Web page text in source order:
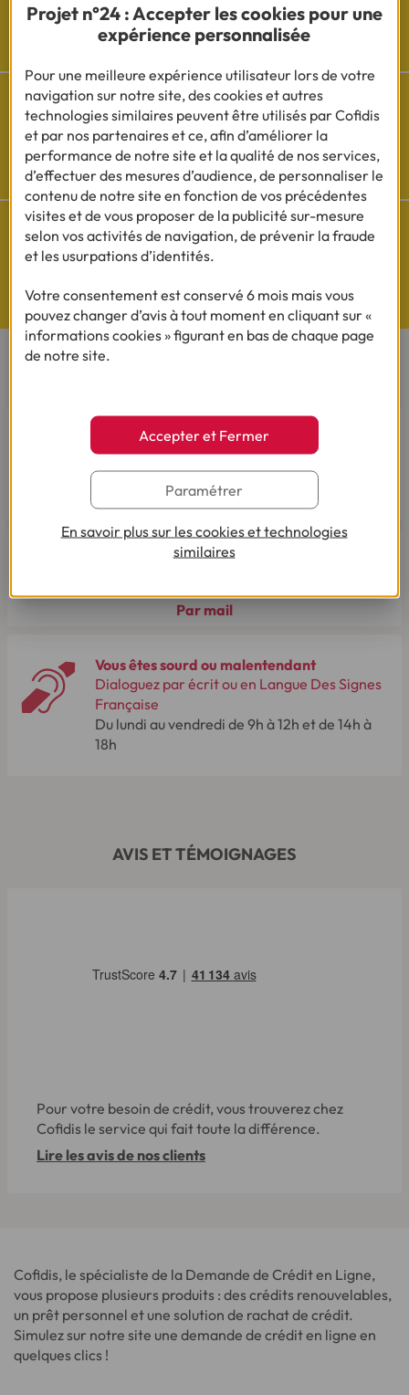
Besoin d'aide ?
Découvrez l'espace questions/réponses
Cofidis sur les
réseaux sociaux
Questions de Budget
Nos études exclusives
Du lundi au vendredi de 8h00 à 19h00
03 28 09 21 18
(Appel non surtaxé - coût selon
opérateur).
Par mail
Vous êtes sourd ou malentendant
Dialoguez par écrit ou en Langue Des Signes
Française
Du lundi au vendredi de 9h à 12h et de 14h à
18h
AVIS ET TÉMOIGNAGES
Pour votre besoin de crédit, vous trouverez chez
Cofidis le service qui fait toute la différence.
Lire les avis de nos clients
Cofidis, le spécialiste de la Demande de Crédit en Ligne,
vous propose plusieurs produits : des crédits renouvelables,
un prêt personnel et une solution de rachat de crédit.
Simulez sur notre site une demande de crédit en ligne en
quelques clics !
Projet n°24 : Accepter les cookies pour une
expérience personnalisée
Pour une meilleure expérience utilisateur lors de votre
navigation sur notre site, des cookies et autres
technologies similaires peuvent être utilisés par Cofidis
et par nos partenaires et ce, afin d’améliorer la
performance de notre site et la qualité de nos services,
d’effectuer des mesures d’audience, de personnaliser le
contenu de notre site en fonction de vos précédentes
visites et de vous proposer de la publicité sur-mesure
selon vos activités de navigation, de prévenir la fraude
et les usurpations d’identités.
Votre consentement est conservé 6 mois mais vous
pouvez changer d’avis à tout moment en cliquant sur «
informations cookies » figurant en bas de chaque page
de notre site.
Accepter et Fermer
Paramétrer
En savoir plus sur les cookies et technologies
similaires